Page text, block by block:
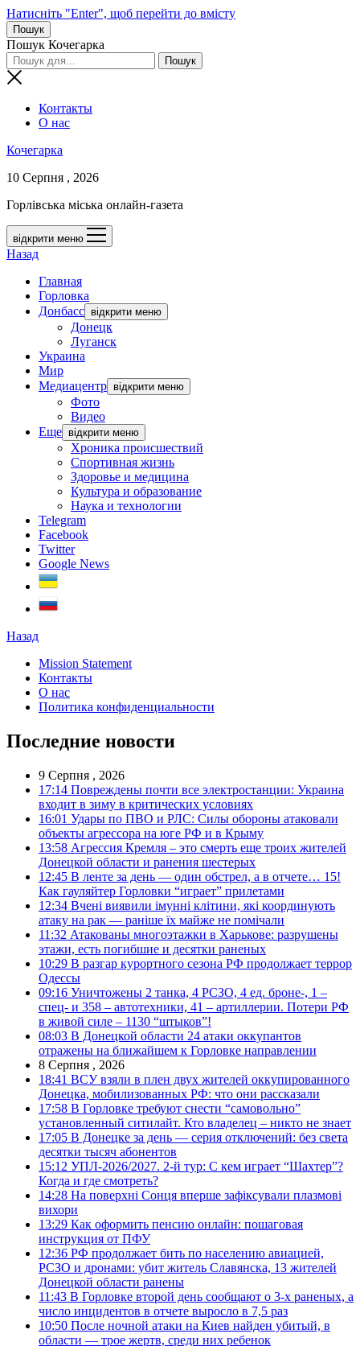
Натисніть "Enter", щоб перейти до вмісту
Пошук
Пошук Кочегарка
Контакты
О нас
Кочегарка
10 Серпня , 2026
Горлівська міська онлайн-газета
відкрити меню
Назад
Главная
Горловка
Донбасс відкрити меню
Донецк
Луганск
Украина
Мир
Медиацентр відкрити меню
Фото
Видео
Еще відкрити меню
Хроника происшествий
Спортивная жизнь
Здоровье и медицина
Культура и образование
Наука и технологии
Telegram
Facebook
Twitter
Google News
Назад
Mission Statement
Контакты
О нас
Политика конфиденциальности
Последние новости
9 Серпня , 2026
17:14 Повреждены почти все электростанции: Украина
входит в зиму в критических условиях
16:01 Удары по ПВО и РЛС: Силы обороны атаковали
объекты агрессора на юге РФ и в Крыму
13:58 Агрессия Кремля – это смерть еще троих жителей
Донецкой области и ранения шестерых
12:45 В ленте за день — один обстрел, а в отчете… 15!
Как гауляйтер Горловки “играет” прилетами
12:34 Вчені виявили імунні клітини, які координують
атаку на рак — раніше їх майже не помічали
11:32 Атакованы многоэтажки в Харькове: разрушены
этажи, есть погибшие и десятки раненых
10:29 В разгар курортного сезона РФ продолжает террор
Одессы
09:16 Уничтожены 2 танка, 4 РСЗО, 4 ед. броне-, 1 –
спец- и 358 – автотехники, 41 – артиллерии. Потери РФ
в живой силе – 1130 “штыков”!
08:03 В Донецкой области 24 атаки оккупантов
отражены на ближайшем к Горловке направлении
8 Серпня , 2026
18:41 ВСУ взяли в плен двух жителей оккупированного
Донецка, мобилизованных РФ: что они рассказали
17:58 В Горловке требуют снести “самовольно”
установленный ситилайт. Кто владелец – никто не знает
17:05 В Донецке за день — серия отключений: без света
десятки тысяч абонентов
15:12 УПЛ-2026/2027. 2-й тур: С кем играет “Шахтер”?
Когда и где смотреть?
14:28 На поверхні Сонця вперше зафіксували плазмові
вихори
13:29 Как оформить пенсию онлайн: пошаговая
инструкция от ПФУ
12:36 РФ продолжает бить по населению авиацией,
РСЗО и дронами: убит житель Славянска, 13 жителей
Донецкой области ранены
11:43 В Горловке второй день сообщают о 3-х раненых, а
число инцидентов в отчете выросло в 7,5 раз
10:50 После ночной атаки на Киев найден убитый, в
области — трое жертв, среди них ребенок